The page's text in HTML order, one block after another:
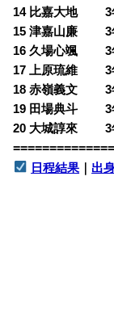
14 比嘉大地 3年
15 津嘉山廉 3年
16 久場心颯 3年
17 上原琉維 3年
18 赤嶺義文 3年
19 田場典斗 3年
20 大城諄來 3年
日程結果 ｜ 出